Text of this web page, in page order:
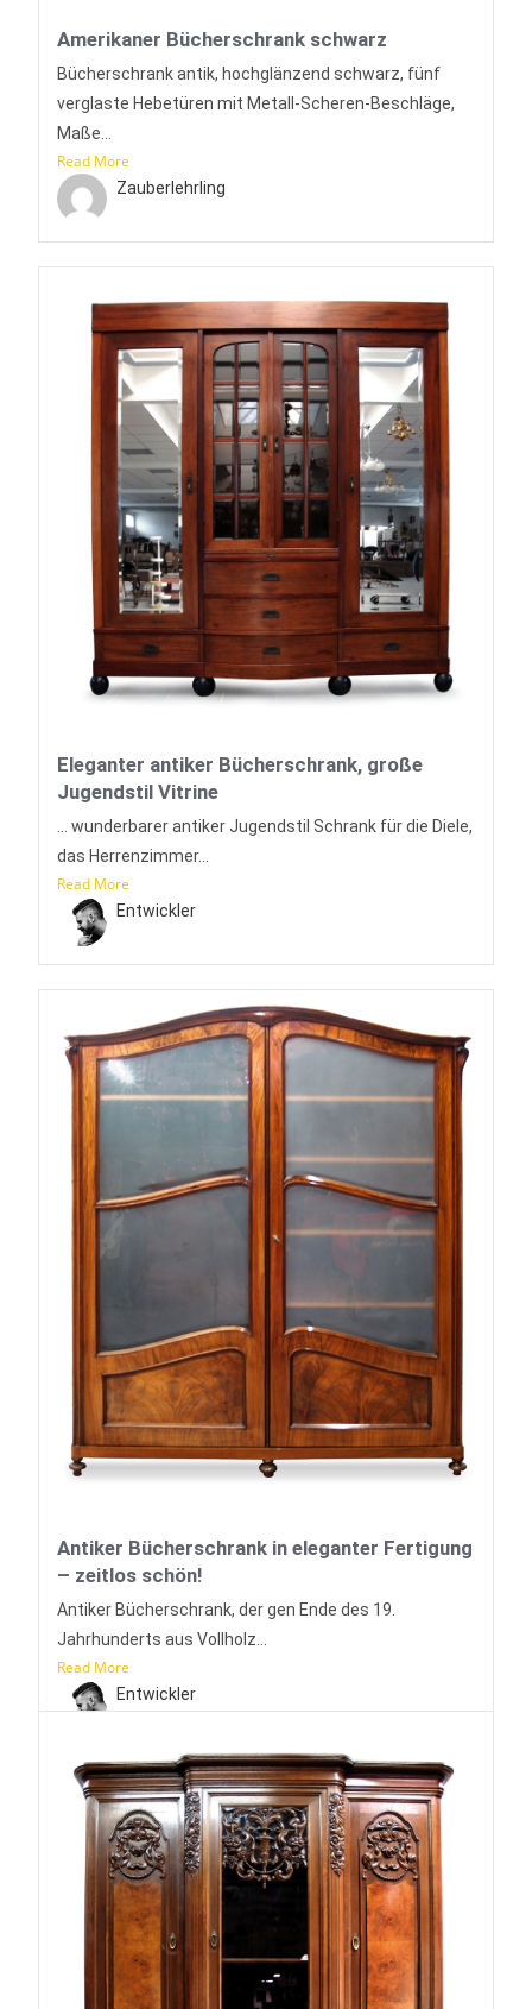
Amerikaner Bücherschrank schwarz
Bücherschrank antik, hochglänzend schwarz, fünf
verglaste Hebetüren mit Metall-Scheren-Beschläge,
Maße...
Read More
Zauberlehrling
Eleganter antiker Bücherschrank, große
Jugendstil Vitrine
... wunderbarer antiker Jugendstil Schrank für die Diele,
das Herrenzimmer...
Read More
Entwickler
Antiker Bücherschrank in eleganter Fertigung
– zeitlos schön!
Antiker Bücherschrank, der gen Ende des 19.
Jahrhunderts aus Vollholz...
Read More
Entwickler